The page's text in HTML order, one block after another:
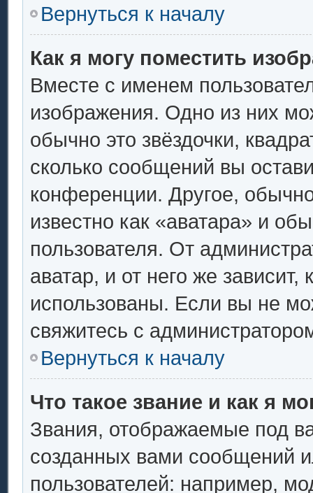
Вернуться к началу
Как я могу поместить
Вместе с именем
изображения. Одно из них
обычно это звёздочки,
сколько сообщений вы
конференции. Другое,
известно как «аватара» и
пользователя. От
аватар, и от него же
использованы. Если вы не
свяжитесь с
Вернуться к началу
Что такое звание и как я
Звания, отображаемые под
созданных вами сообщений
пользователей: например,